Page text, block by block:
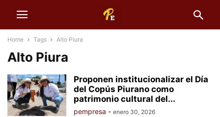
Home Tags Alto Piura
Alto Piura
Proponen institucionalizar el Día
del Copús Piurano como
patrimonio cultural del...
pempresa - enero 30, 2026